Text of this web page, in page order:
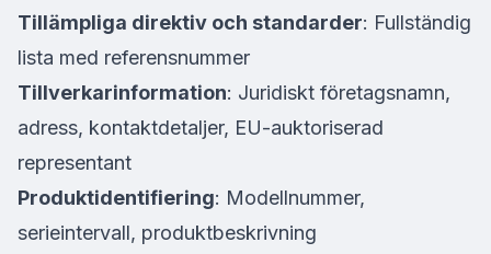
Tillämpliga direktiv och standarder: Fullständig
lista med referensnummer
Tillverkarinformation: Juridiskt företagsnamn,
adress, kontaktdetaljer, EU-auktoriserad
representant
Produktidentifiering: Modellnummer,
serieintervall, produktbeskrivning